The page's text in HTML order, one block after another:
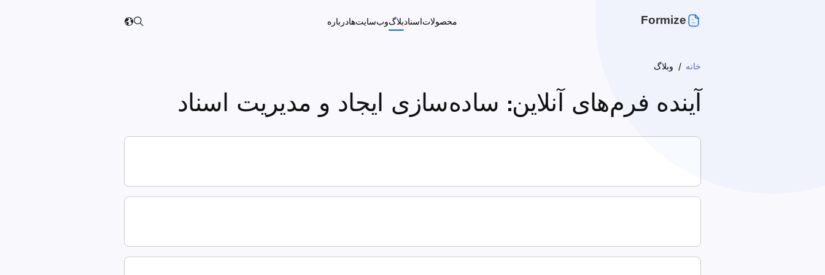
Formize محصولاتاسنادبلاگوب‌سایت‌هادرباره
خانه وبلاگ
آینده فرم‌های آنلاین: ساده‌سازی ایجاد و مدیریت اسناد